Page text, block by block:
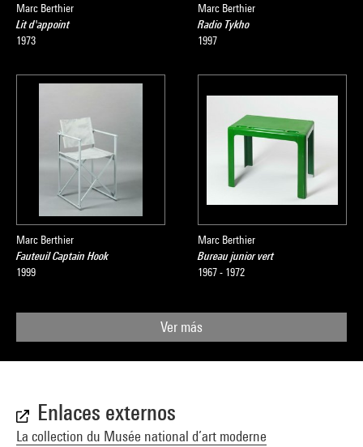
Marc Berthier
Lit d'appoint
1973
Marc Berthier
Radio Tykho
1997
Marc Berthier
Fauteuil Captain Hook
1999
Marc Berthier
Bureau junior vert
1967 - 1972
Ver más
Enlaces externos
La collection du Musée national d’art moderne